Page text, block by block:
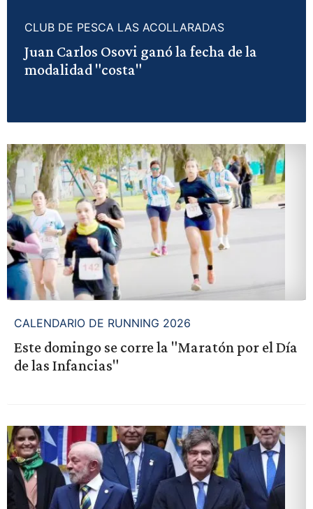
CLUB DE PESCA LAS ACOLLARADAS
Juan Carlos Osovi ganó la fecha de la
modalidad "costa"
CALENDARIO DE RUNNING 2026
Este domingo se corre la "Maratón por el Día
de las Infancias"